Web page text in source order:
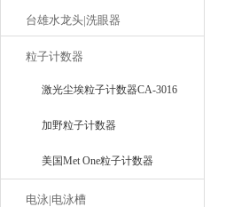
台雄水龙头|洗眼器
粒子计数器
激光尘埃粒子计数器CA-3016
加野粒子计数器
美国Met One粒子计数器
电泳|电泳槽